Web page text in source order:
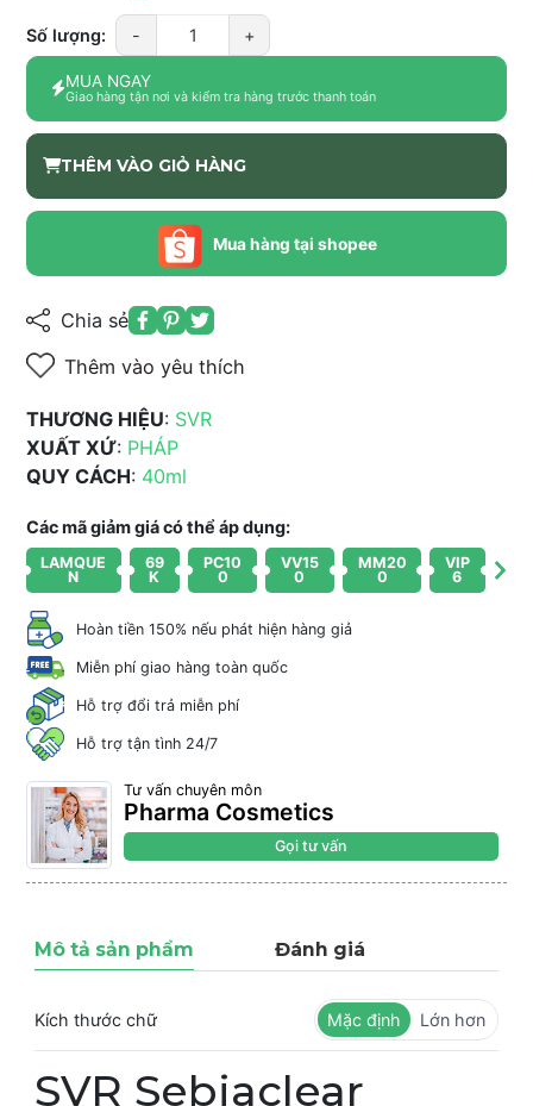
Số lượng: - +
MUA NGAY
Giao hàng tận nơi và kiểm tra hàng trước thanh toán
THÊM VÀO GIỎ HÀNG
Mua hàng tại shopee
Chia sẻ
Thêm vào yêu thích
THƯƠNG HIỆU: SVR
XUẤT XỨ: PHÁP
QUY CÁCH: 40ml
Các mã giảm giá có thể áp dụng:
LAMQUE
N
69
K
PC10
0
VV15
0
MM20
0
VIP
6
Hoàn tiền 150% nếu phát hiện hàng giả
Miễn phí giao hàng toàn quốc
Hỗ trợ đổi trả miễn phí
Hỗ trợ tận tình 24/7
Tư vấn chuyên môn
Pharma Cosmetics
Gọi tư vấn
Mô tả sản phẩm Đánh giá
Kích thước chữ Mặc định Lớn hơn
SVR Sebiaclear